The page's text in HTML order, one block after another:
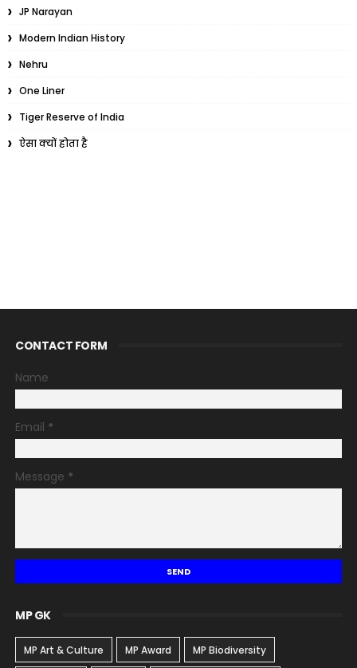
JP Narayan
Modern Indian History
Nehru
One Liner
Tiger Reserve of India
ऐसा क्यों होता है
CONTACT FORM
Name
Email *
Message *
MP GK
MP Art & Culture MP Award MP Biodiversity